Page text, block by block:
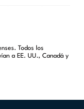
Todos los
a EE. UU., Canadá y